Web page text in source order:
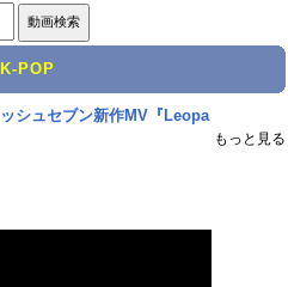
K-POP
シュセブン新作MV『Leopa
もっと見る